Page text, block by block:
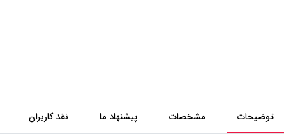
توضیحات مشخصات پیشنهاد ما نقد کاربران